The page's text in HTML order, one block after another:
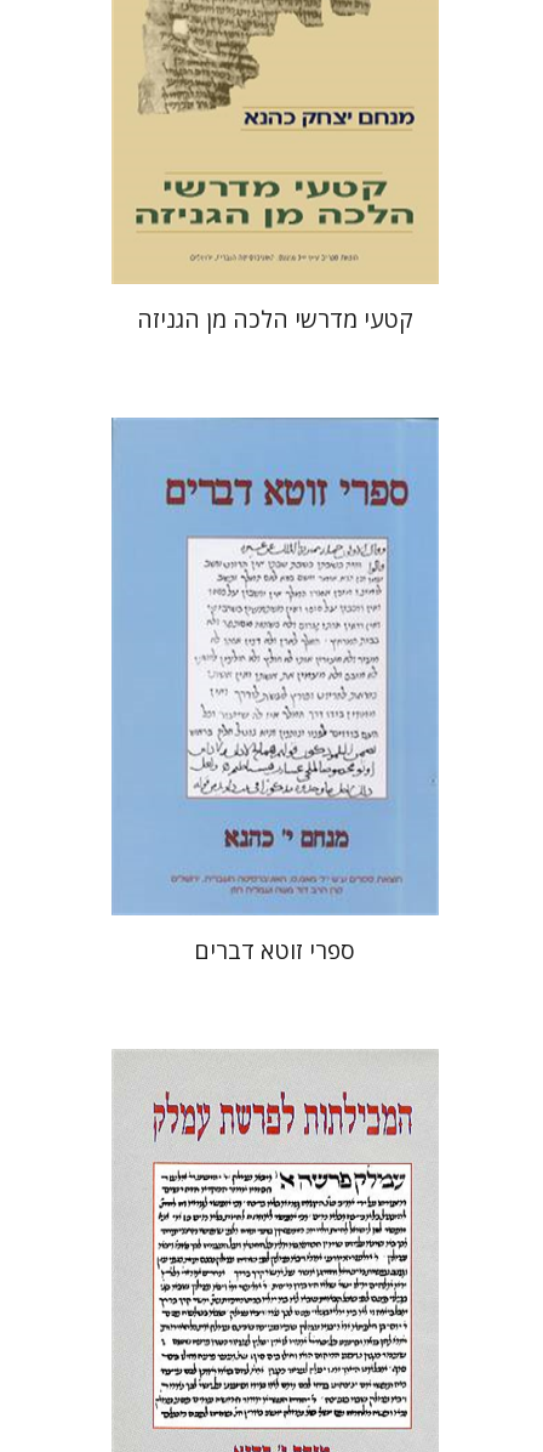
קטעי מדרשי הלכה מן הגניזה
מנחם יצחק כהנא
הנחת אתר ספר מודפס
$53
$48
ספרי זוטא דברים
מנחם יצחק כהנא
הנחת אתר ספר מודפס